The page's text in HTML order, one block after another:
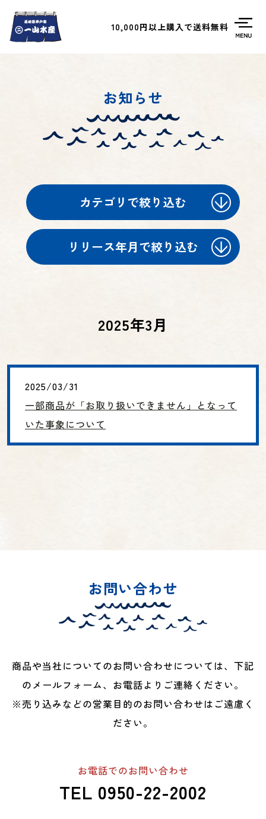
10,000円以上購入で送料無料
お知らせ
カテゴリで絞り込む
リリース年月で絞り込む
2025年3月
2025/03/31
一部商品が「お取り扱いできません」となって
いた事象について
お問い合わせ
商品や当社についてのお問い合わせについては、下記
のメールフォーム、お電話よりご連絡ください。
※売り込みなどの営業目的のお問い合わせはご遠慮く
ださい。
お電話でのお問い合わせ
TEL 0950-22-2002